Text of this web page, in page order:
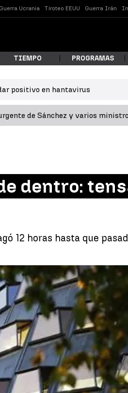
Guerra Ucrania Tiroteo EEUU Guerra Irán
TIEMPO PROGRAMAS
positivo en hantavirus
de Sánchez y varios
dentro:
12 horas hasta que
Así fueron las 12 horas de